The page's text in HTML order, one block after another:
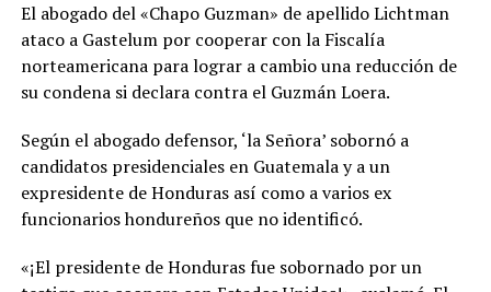
El abogado del «Chapo Guzman» de apellido Lichtman
ataco a Gastelum por cooperar con la Fiscalía
norteamericana para lograr a cambio una reducción de
su condena si declara contra el Guzmán Loera.
Según el abogado defensor, ‘la Señora’ sobornó a
candidatos presidenciales en Guatemala y a un
expresidente de Honduras así como a varios ex
funcionarios hondureños que no identificó.
«¡El presidente de Honduras fue sobornado por un